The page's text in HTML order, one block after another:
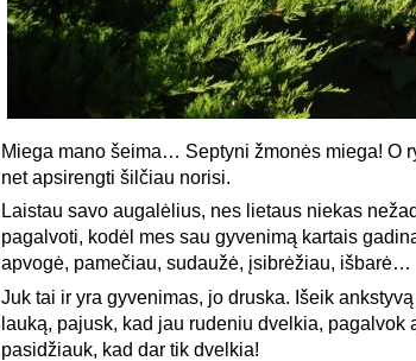
Miega mano šeima… Septyni žmonės miega! O
net apsirengti šilčiau norisi.
Laistau savo augalėlius, nes lietaus niekas
pagalvoti, kodėl mes sau gyvenimą kartais
apvogė, pamečiau, sudaužė, įsibrėžiau, išbarė…
Juk tai ir yra gyvenimas, jo druska. Išeik
lauką, pajusk, kad jau rudeniu dvelkia, pagalvok
pasidžiauk, kad dar tik dvelkia!